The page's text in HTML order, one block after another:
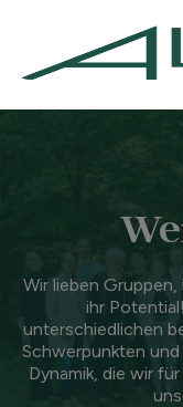
Wir lieben
ihr
unterschiedlichen
Schwerpunkten
Dynamik, die wir